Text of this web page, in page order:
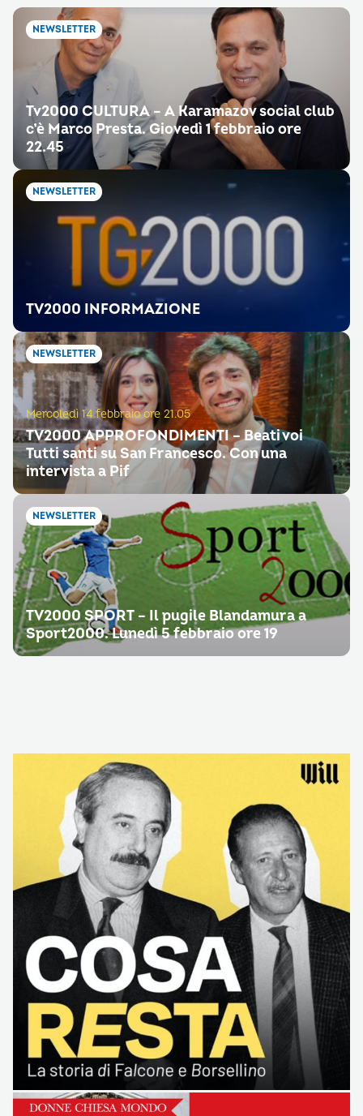
NEWSLETTER
Tv2000 CULTURA – A Karamazov social club
c’è Marco Presta. Giovedì 1 febbraio ore
22.45
NEWSLETTER
TV2000 INFORMAZIONE
NEWSLETTER
Mercoledì 14 febbraio ore 21.05
TV2000 APPROFONDIMENTI – Beati voi
Tutti santi su San Francesco. Con una
intervista a Pif
NEWSLETTER
TV2000 SPORT – Il pugile Blandamura a
Sport2000. Lunedì 5 febbraio ore 19